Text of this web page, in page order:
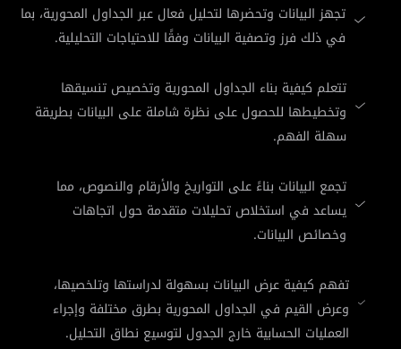
تجهز البيانات وتحضرها لتحليل فعال عبر الجداول المحورية، بما
في ذلك فرز وتصفية البيانات وفقًا للاحتياجات التحليلية.
تتعلم كيفية بناء الجداول المحورية وتخصيص تنسيقها
وتخطيطها للحصول على نظرة شاملة على البيانات بطريقة
سهلة الفهم.
تجمع البيانات بناءً على التواريخ والأرقام والنصوص، مما
يساعد في استخلاص تحليلات متقدمة حول اتجاهات
وخصائص البيانات.
تفهم كيفية عرض البيانات بسهولة لدراستها وتلخصيها،
وعرض القيم في الجداول المحورية بطرق مختلفة وإجراء
العمليات الحسابية خارج الجدول لتوسيع نطاق التحليل.